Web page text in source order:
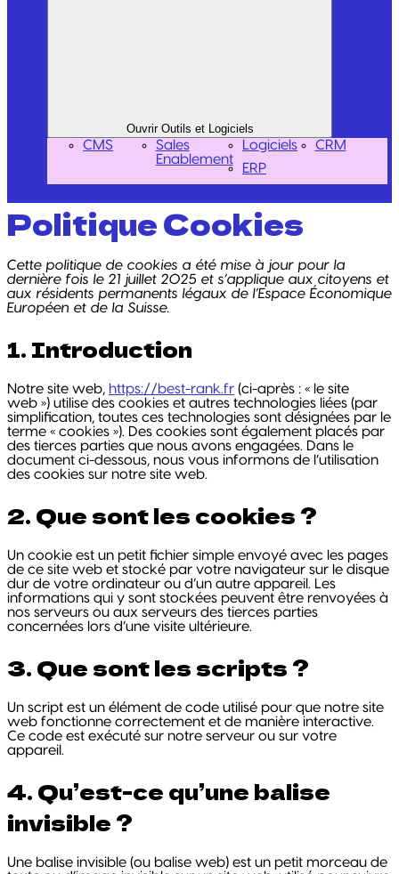
Ouvrir Outils et Logiciels
CMS
Sales
Enablement
Logiciels
CRM
ERP
Politique Cookies
Cette politique de cookies a été mise à jour pour la
dernière fois le 21 juillet 2025 et s’applique aux citoyens et
aux résidents permanents légaux de l’Espace Économique
Européen et de la Suisse.
1. Introduction
Notre site web, https://best-rank.fr (ci-après : « le site
web ») utilise des cookies et autres technologies liées (par
simplification, toutes ces technologies sont désignées par le
terme « cookies »). Des cookies sont également placés par
des tierces parties que nous avons engagées. Dans le
document ci-dessous, nous vous informons de l’utilisation
des cookies sur notre site web.
2. Que sont les cookies ?
Un cookie est un petit fichier simple envoyé avec les pages
de ce site web et stocké par votre navigateur sur le disque
dur de votre ordinateur ou d’un autre appareil. Les
informations qui y sont stockées peuvent être renvoyées à
nos serveurs ou aux serveurs des tierces parties
concernées lors d’une visite ultérieure.
3. Que sont les scripts ?
Un script est un élément de code utilisé pour que notre site
web fonctionne correctement et de manière interactive.
Ce code est exécuté sur notre serveur ou sur votre
appareil.
4. Qu’est-ce qu’une balise
invisible ?
Une balise invisible (ou balise web) est un petit morceau de